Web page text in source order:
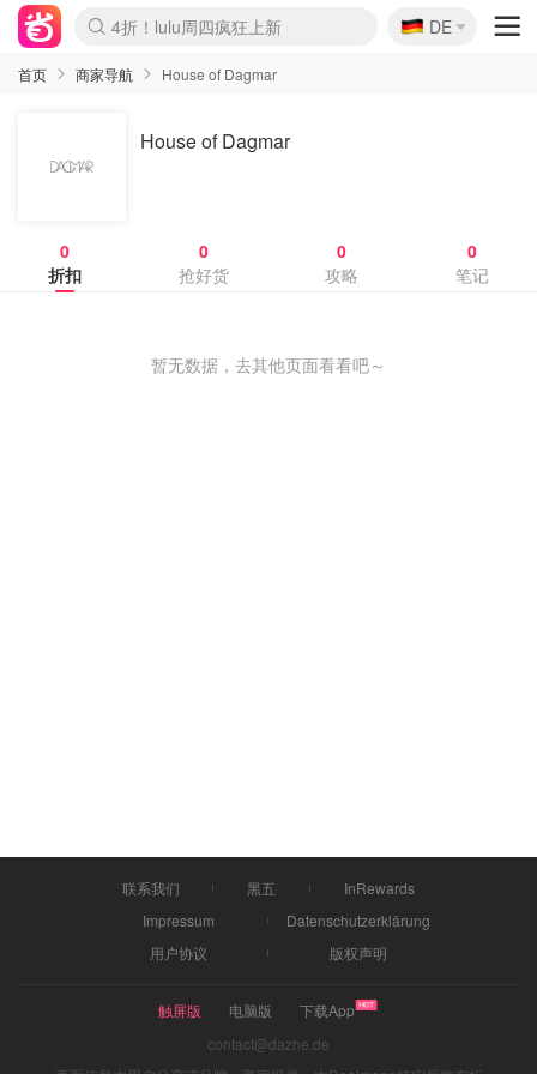
Boticinal 夏促开抢！
4折！lulu周四疯狂上新
还没结束！&OtherStories大促
Joybuy变相75折 随时失效
速领！Stanley独家85折
疑似霸哥！Camper额外叠85折
Zalando 奥莱闪促！每日更新
Moncler反季囤！5折起+叠9折
Coach Brooklyn仅€192
🇩🇪
DE
首页 商家导航 House of Dagmar
House of Dagmar
0
折扣
0
抢好货
0
攻略
0
笔记
暂无数据，去其他页面看看吧～
联系我们 黑五
InRewards
Impressum
Datenschutzerklärung
用户协议
版权声明
触屏版 电脑版
下载App
contact@dazhe.de